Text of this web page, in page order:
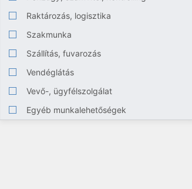
Raktározás, logisztika
Szakmunka
Szállítás, fuvarozás
Vendéglátás
Vevő-, ügyfélszolgálat
Egyéb munkalehetőségek